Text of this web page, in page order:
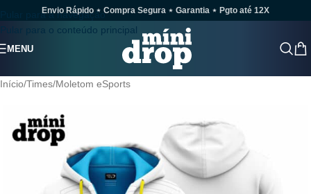
Pular para a navegação
Pular para o conteúdo principal
Envio Rápido ⋆ Compra Segura ⋆ Garantia ⋆ Pgto até 12X
MENU
Início/Times/Moletom eSports